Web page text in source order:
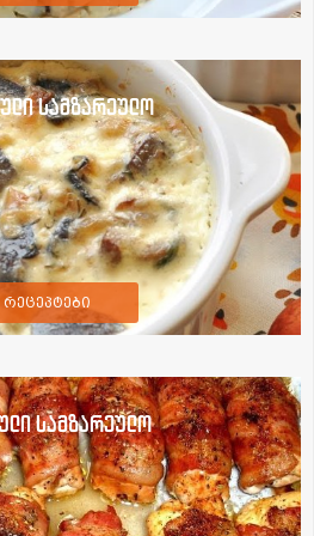
სამზარეულო
რეცეპტები
სამზარეულო